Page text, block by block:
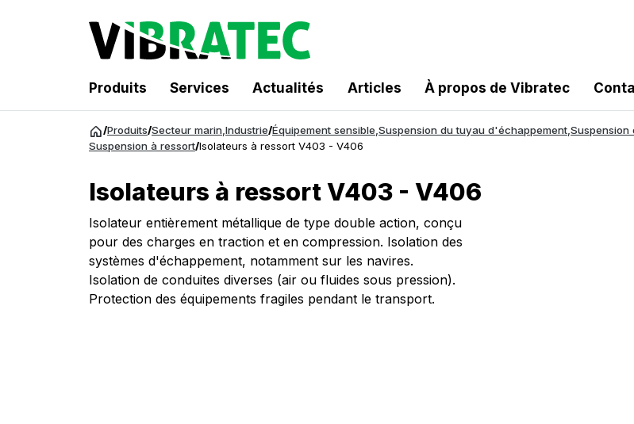
Produits Services Actualités Articles À propos de Vibratec
/Produits/Secteur marin,Industrie/Équipement sensible,Suspension du tuyau d'échappement,Suspension
Suspension à ressort/Isolateurs à ressort V403 - V406
Isolateurs à ressort V403 - V406
Isolateur entièrement métallique de type double action, conçu
pour des charges en traction et en compression. Isolation des
systèmes d'échappement, notamment sur les navires.
Isolation de conduites diverses (air ou fluides sous pression).
Protection des équipements fragiles pendant le transport.